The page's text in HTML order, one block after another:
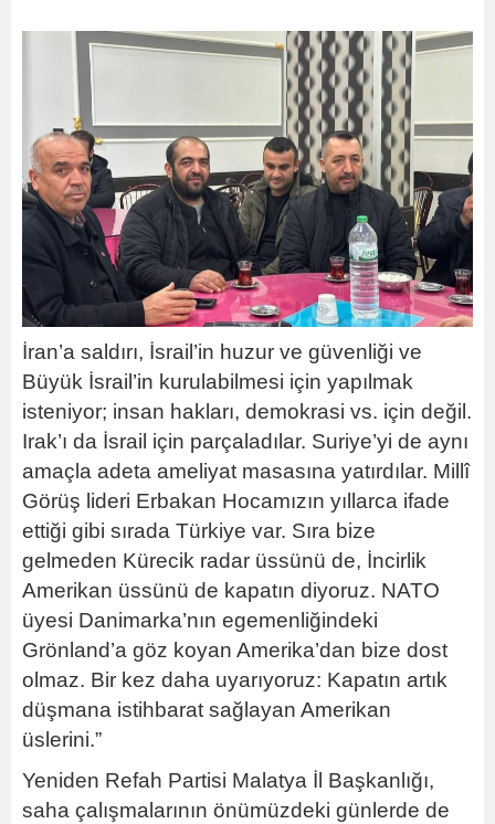
İran’a saldırı, İsrail’in huzur ve güvenliği ve
Büyük İsrail’in kurulabilmesi için yapılmak
isteniyor; insan hakları, demokrasi vs. için değil.
Irak’ı da İsrail için parçaladılar. Suriye’yi de aynı
amaçla adeta ameliyat masasına yatırdılar. Millî
Görüş lideri Erbakan Hocamızın yıllarca ifade
ettiği gibi sırada Türkiye var. Sıra bize
gelmeden Kürecik radar üssünü de, İncirlik
Amerikan üssünü de kapatın diyoruz. NATO
üyesi Danimarka’nın egemenliğindeki
Grönland’a göz koyan Amerika’dan bize dost
olmaz. Bir kez daha uyarıyoruz: Kapatın artık
düşmana istihbarat sağlayan Amerikan
üslerini.”
Yeniden Refah Partisi Malatya İl Başkanlığı,
saha çalışmalarının önümüzdeki günlerde de